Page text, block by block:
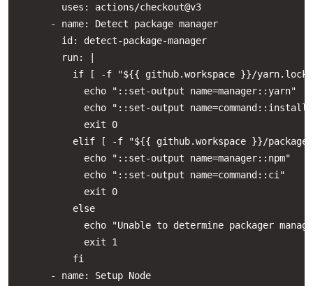
        uses: actions/checkout@v3
      - name: Detect package manager
        id: detect-package-manager
        run: |
if [ -f "${{ github.workspace }}/
            echo "::set-output name=manager::yarn"
            echo "::set-output name=command::install"
            exit 0
elif [ -f "${{ github.workspace }}/
            echo "::set-output name=manager::npm"
            echo "::set-output name=command::ci"
            exit 0
          else
echo "Unable to determine packager
            exit 1
          fi
      - name: Setup Node